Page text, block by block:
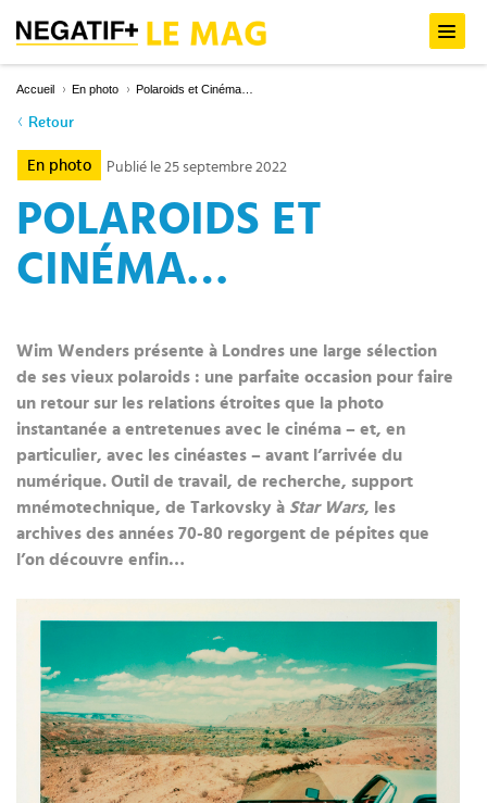
Accueil En photo Polaroids et Cinéma…
Retour
En photo Publié le 25 septembre 2022
POLAROIDS ET
CINÉMA…
Wim Wenders présente à Londres une large sélection
de ses vieux polaroids : une parfaite occasion pour faire
un retour sur les relations étroites que la photo
instantanée a entretenues avec le cinéma – et, en
particulier, avec les cinéastes – avant l’arrivée du
numérique. Outil de travail, de recherche, support
mnémotechnique, de Tarkovsky à Star Wars, les
archives des années 70-80 regorgent de pépites que
l’on découvre enfin…